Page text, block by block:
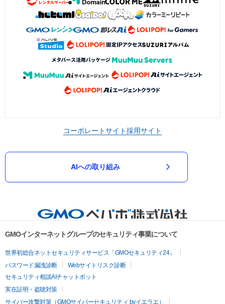
コーポレートサイト採用サイト
AIへの取り組み
GMOインターネットグループのセキュリティ事業について
世界初総合ネットセキュリティサービス「GMOセキュリティ24」
パスワード漏洩診断
Webサイトリスク診断
セキュリティ相談AIチャットボット
実在証明・盗聴対策
サイバー攻撃対策（GMOサイバーセキュリティ byイエラエ）